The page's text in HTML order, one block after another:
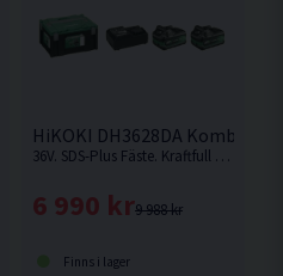
18V
HiKOKI DH3628DA
36V. SDS-Plus Fäste. Kraftfull med hög effekt och borr-/mejslingshastighet.
9 988 kr
6 990 kr
Finns i lager